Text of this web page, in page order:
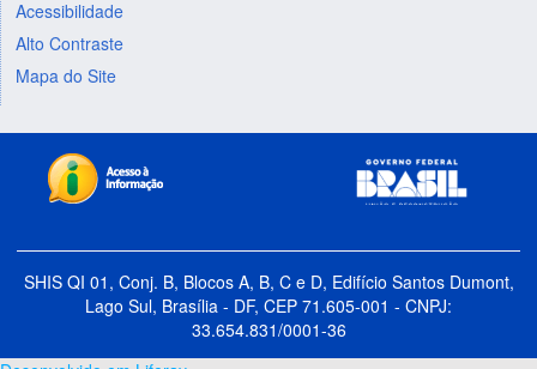
Acessibilidade
Alto Contraste
Mapa do Site
SHIS QI 01, Conj. B, Blocos A, B, C e D, Edifício Santos Dumont,
Lago Sul, Brasília - DF, CEP 71.605-001 - CNPJ:
33.654.831/0001-36